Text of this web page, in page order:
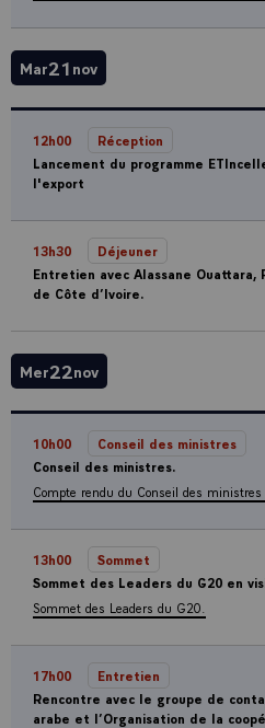
Mar21 nov
12h00
Réception
Lancement du programme
l'export
13h30
Déjeuner
Entretien avec Alassane
de Côte d’Ivoire.
Mer22nov
10h00
Conseil des ministres
Conseil des ministres.
Compte rendu du Conseil des
13h00
Sommet
Sommet des Leaders du G20 en
Sommet des Leaders du G20.
17h00
Entretien
Rencontre avec le groupe de
arabe et l’Organisation de la